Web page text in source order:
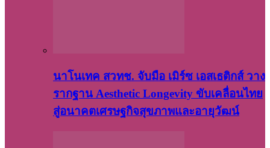
นาโนเทค สวทช. จับมือ เมิร์ซ เอสเธติกส์ วาง
รากฐาน Aesthetic Longevity ขับเคลื่อนไทย
สู่อนาคตเศรษฐกิจสุขภาพและอายุวัฒน์